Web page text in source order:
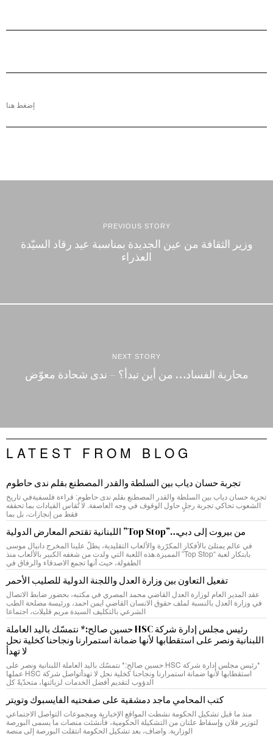
إضغط هنا
PREVIOUS STORY
وزير الثقافة من عين الجديدة بمناسبة عيد رقاد السيّدة
العذراء
NEXT STORY
محاربة الفساد… من أين تبدأ؟ – ندى شحادة معوّض
LATEST FROM BLOG
تجربة حسان دياب بين السلطة والقدر المصطنع بقلم ندى حاطوم
تجربة حسان دياب بين السلطة والقدر المصطنع بقلم ندى حاطوم: قراءة فلسفيةفي تاريخ
الشعوب تحاكي تجربة رجلٍ حاول الوقوف في وجه العاصفة. لا تُقاس القيادات بما تحققه
فقط من إنجازات، بل بما
من بيروت إلى دبي…”Top Stop” اللبنانية تقتحم المعارض الدولية
في عالم يمتلئ بالأفكار المكرّرة والألعاب التقليدية، يطلّ علينا المخرج دانيال موسى
بابتكار لعبة “Top Stop” المميزة.هذه اللعبة التي ولدت من شغفه الكبير بالألعاب منذ
الطفولة، حيث أنها تجمع الاصدقاء والرفاق في
تفعيل التعاون بين وزارة العدل واللجنة الدولية للصليب الأحمر
عقد المدير العام لوزارة العدل القاضي محمد المصري في مكتبه، بحضور ضابط الاتصال
في وزارة العدل بالنسبة لملف حقوق الانسان القاضي ايمن احمد، ورئيسة مصلحة الطب
الشرعي بالتكليف السيدة مريم قليلات، اجتماعا
رئيس مجلس إدارة شركة HSC حسين صالح:* نتمسّك باليد العاملة
اللبنانية ونصر على استقطابها لأنها ضمانة استمرارنا ونجاحنا كخلية نحل
لا تهدأ
*رئيس مجلس إدارة شركة HSC حسين صالح:* نتمسّك باليد العاملة اللبنانية ونصر على
استقطابها لأنها ضمانة استمرارنا ونجاحنا كخلية نحل لا تهدأتواصل شركة HSC عملها
الدؤوب لتقديم أفضل الخدمات لزبائنها، متحدّيةً كل
كتب المحامي ماجد دمشقية على صفحتيه الفايسبوك وتويتر
منذ ما قبل تشكيل الحكومة نشطت المواقع الإخبارية ومجموعات التواصل الاجتماعي
لتوزير فلان وإسقاط علتان من التشكيلة الحكومية، فأنشئت منصات ما يسمى البورصة
الوزارية. واضاف، بعد تشكيل الحكومة انتقلت البورصة إلى منصة